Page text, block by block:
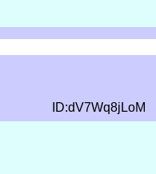
ID:dV7Wq8jLoM